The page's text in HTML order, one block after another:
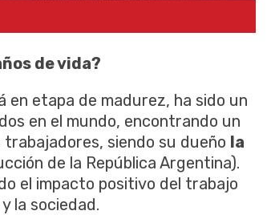
de vida?
en etapa de madurez, ha sido un
en el mundo, encontrando un
siendo su dueño la
de la República Argentina).
el impacto positivo del trabajo
la sociedad.